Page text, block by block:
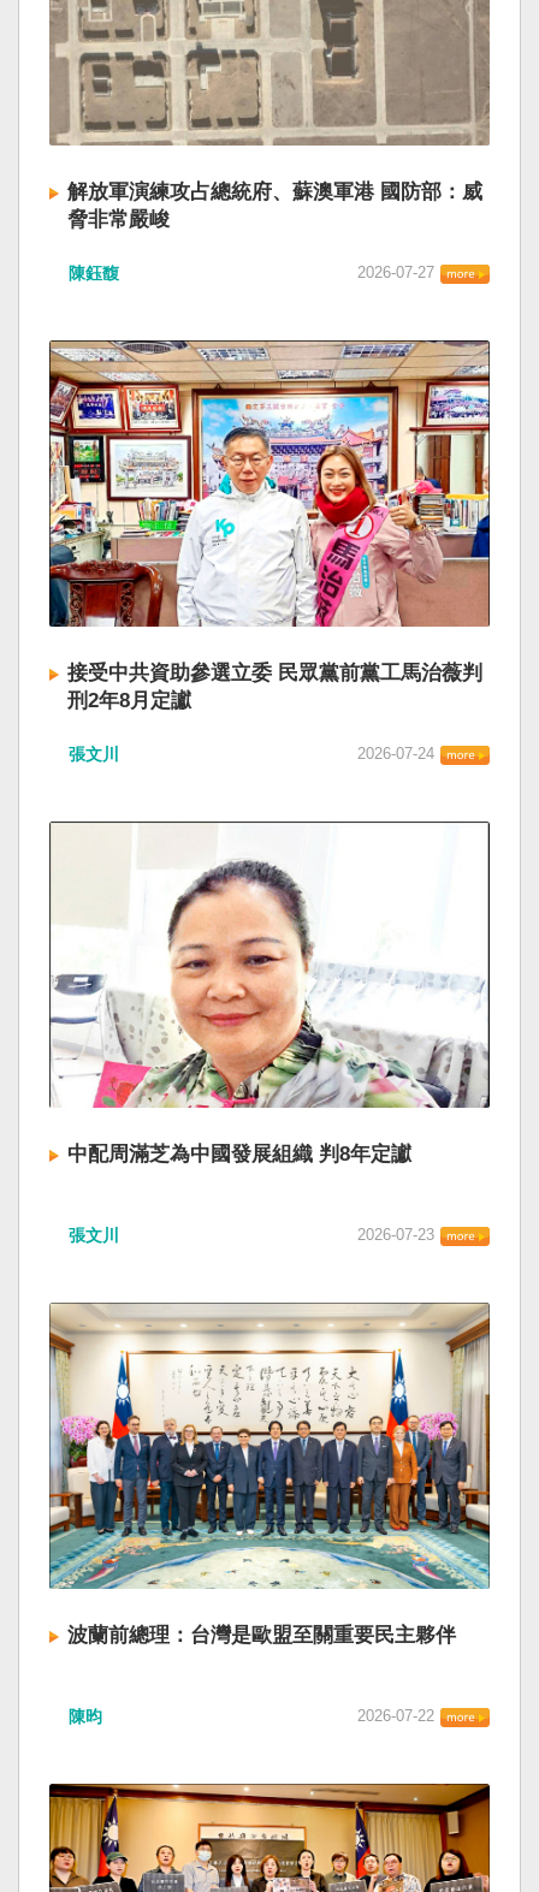
解放軍演練攻占總統府、蘇澳軍港 國防部：威
脅非常嚴峻
陳鈺馥 2026-07-27
接受中共資助參選立委 民眾黨前黨工馬治薇判
刑2年8月定讞
張文川 2026-07-24
中配周滿芝為中國發展組織 判8年定讞
張文川 2026-07-23
波蘭前總理：台灣是歐盟至關重要民主夥伴
陳昀 2026-07-22